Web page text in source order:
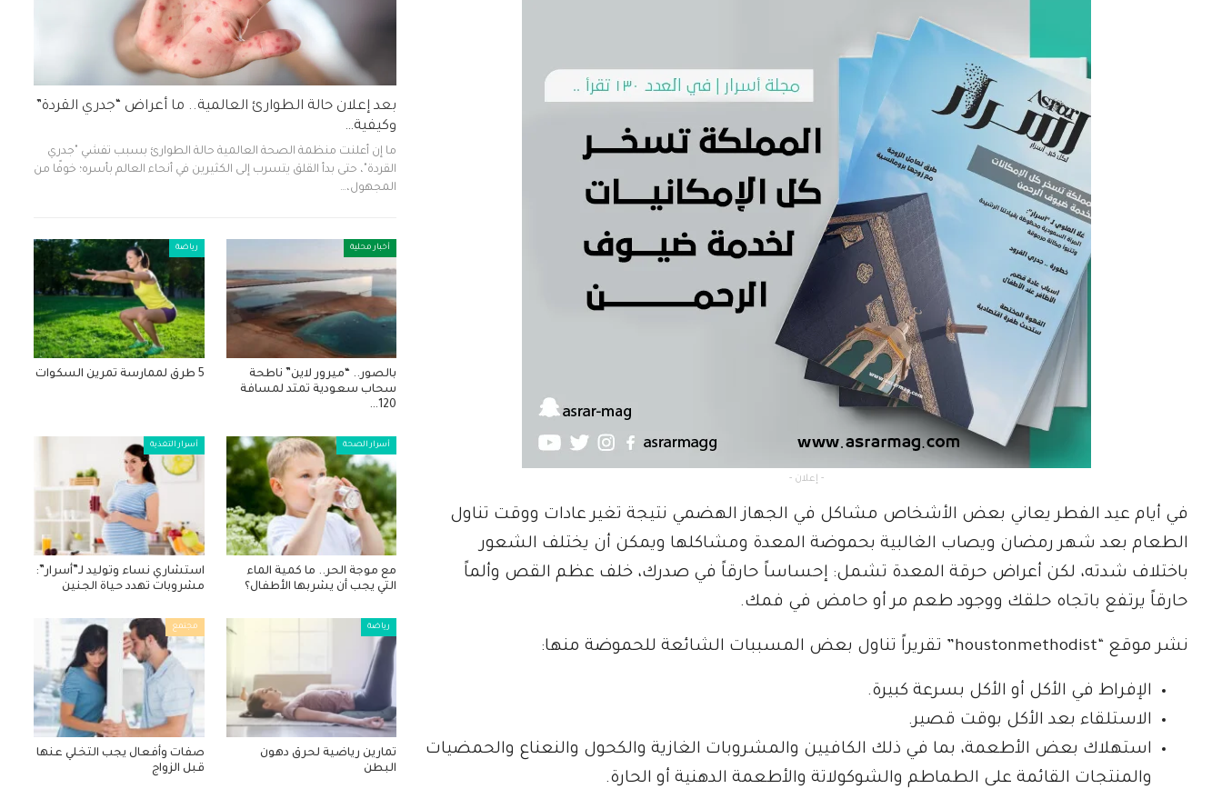
- إعلان -
في أيام عيد الفطر يعاني بعض الأشخاص مشاكل في الجهاز الهضمي نتيجة تغير عادات ووقت تناول
الطعام بعد شهر رمضان ويصاب الغالبية بحموضة المعدة ومشاكلها ويمكن أن يختلف الشعور
باختلاف شدته، لكن أعراض حرقة المعدة تشمل: إحساساً حارقاً في صدرك، خلف عظم القص وألماً
حارقاً يرتفع باتجاه حلقك ووجود طعم مر أو حامض في فمك.
نشر موقع “houstonmethodist” تقريراً تناول بعض المسببات الشائعة للحموضة منها:
الإفراط في الأكل أو الأكل بسرعة كبيرة.
الاستلقاء بعد الأكل بوقت قصير.
استهلاك بعض الأطعمة، بما في ذلك الكافيين والمشروبات الغازية والكحول والنعناع والحمضيات
والمنتجات القائمة على الطماطم والشوكولاتة والأطعمة الدهنية أو الحارة.
بعد إعلان حالة الطوارئ العالمية.. ما أعراض “جدري القردة”
وكيفية…
ما إن أعلنت منظمة الصحة العالمية حالة الطوارئ بسبب تفشي "جدري
القردة"، حتى بدأ القلق يتسرب إلى الكثيرين في أنحاء العالم بأسره؛ خوفًا من
المجهول،…
أخبار محلية
بالصور.. “ميرور لاين” ناطحة
سحاب سعودية تمتد لمسافة
120…
رياضة
5 طرق لممارسة تمرين السكوات
أسرار الصحة
مع موجة الحر.. ما كمية الماء
التي يجب أن يشربها الأطفال؟
أسرار التغذية
استشاري نساء وتوليد لـ”أسرار”:
مشروبات تهدد حياة الجنين
رياضة
تمارين رياضية لحرق دهون
البطن
مجتمع
صفات وأفعال يجب التخلي عنها
قبل الزواج